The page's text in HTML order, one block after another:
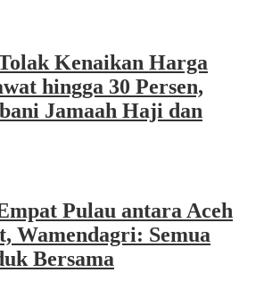
Kenaikan Harga
hingga 30 Persen,
Jamaah Haji dan
Pulau antara Aceh
Wamendagri: Semua
Bersama